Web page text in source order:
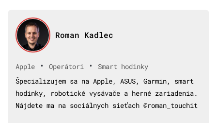
Roman Kadlec
Apple • Operátori •
Smart hodinky
Špecializujem sa na Apple, ASUS, Garmin, smart
hodinky, robotické vysávače a herné zariadenia.
Nájdete ma na sociálnych sieťach @roman_touchit